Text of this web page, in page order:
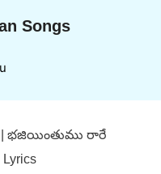
Songs
భజియింతుము రారే